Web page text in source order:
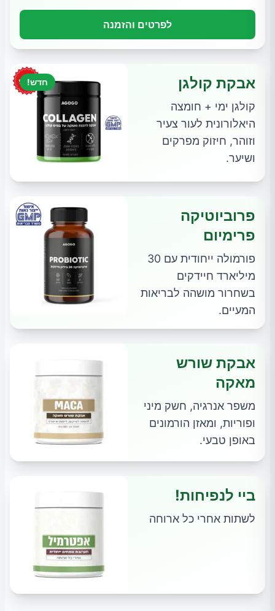
לפרטים והזמנה
חדש! אבקת קולגן
קולגן ימי + חומצה
היאלורונית לעור צעיר
וזוהר, חיזוק מפרקים
ושיער.
פרוביוטיקה
פרימיום
פורמולה ייחודית עם 30
מיליארד חיידקים
בשחרור מושהה לבריאות
המעיים.
אבקת שורש
מאקה
משפר אנרגיה, חשק מיני
ופוריות, ומאזן הורמונים
באופן טבעי.
ביי לנפיחות!
לשתות אחרי כל ארוחה